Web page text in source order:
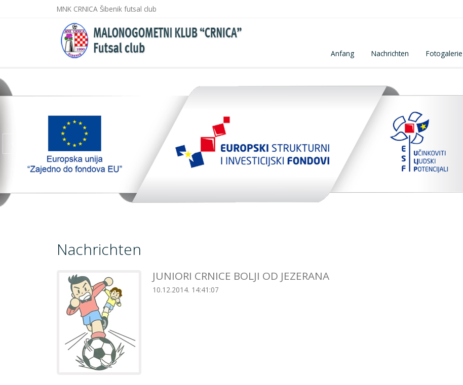
MNK CRNICA Šibenik futsal club
Anfang Nachrichten Fotogalerie
Nachrichten
JUNIORI CRNICE BOLJI OD JEZERANA
10.12.2014. 14:41:07